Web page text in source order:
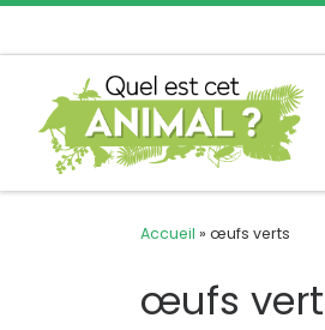
Accueil » œufs verts
œufs